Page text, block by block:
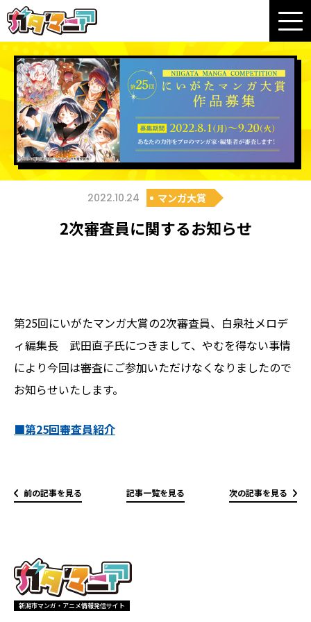
2022.10.24 マンガ大賞
2次審査員に関するお知らせ
第25回にいがたマンガ大賞の2次審査員、白泉社メロデ
ィ編集長 武田直子氏につきまして、やむを得ない事情
により今回は審査にご参加いただけなくなりましたので
お知らせいたします。
■第25回審査員紹介
前の記事を見る 記事一覧を見る 次の記事を見る
新潟市マンガ・アニメ情報発信サイト